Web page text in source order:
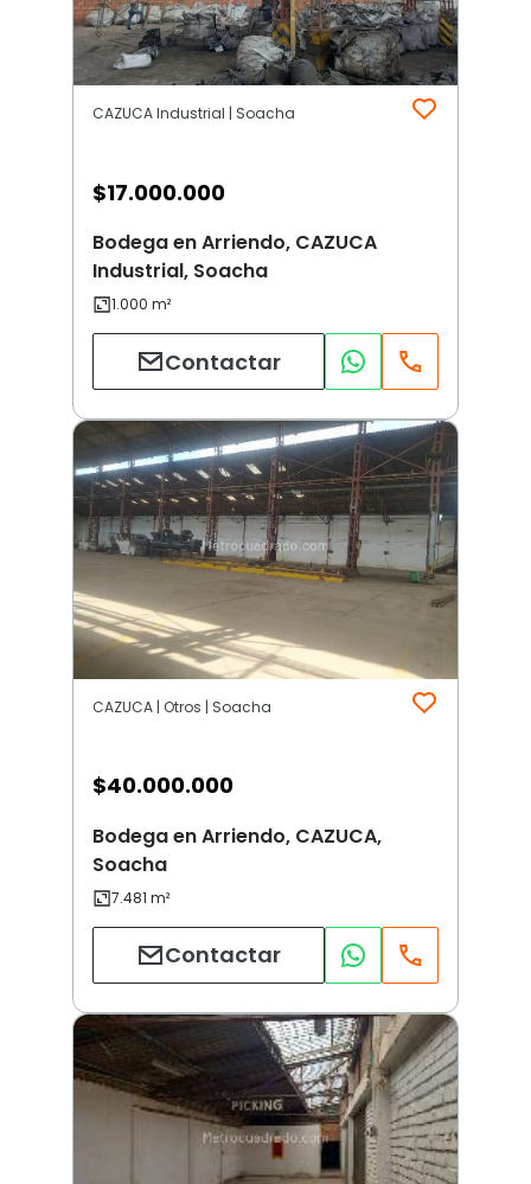
CAZUCA Industrial | Soacha
$17.000.000
Bodega en Arriendo, CAZUCA
Industrial, Soacha
Contactar
CAZUCA | Otros | Soacha
$40.000.000
Bodega en Arriendo, CAZUCA,
Soacha
Contactar